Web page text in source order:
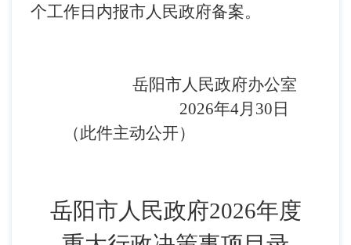
个工作日内报市人民政府备案。
岳阳市人民政府办公室
2026年4月 30 日
（此件主动公开）
岳阳市人民政府2026年度